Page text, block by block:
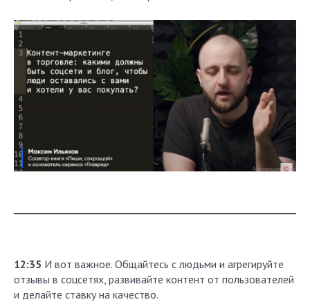
12:35 И вот важное. Общайтесь с людьми и агрегируйте
отзывы в соцсетях, развивайте контент от пользователей
и делайте ставку на качество.